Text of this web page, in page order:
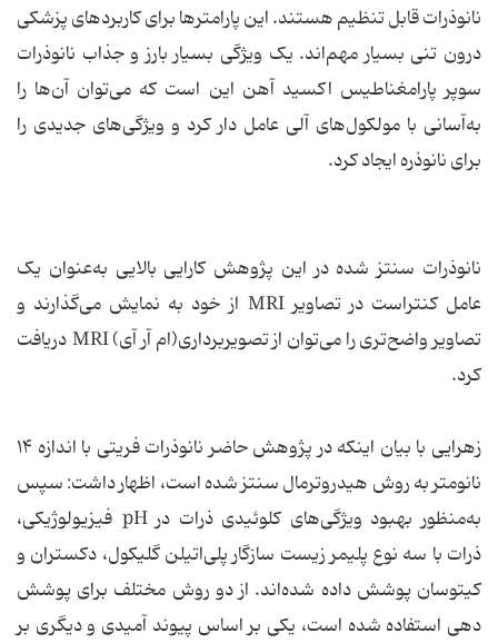
نانوذرات قابل تنظیم هستند. این پارامترها برای کاربردهای پزشکی
درون تنی بسیار مهم‌اند. یک ویژگی بسیار بارز و جذاب نانوذرات
سوپر پارامغناطیس اکسید آهن این است که می‌توان آن‌ها را
به‌آسانی با مولکول‌های آلی عامل دار کرد و ویژگی‌های جدیدی را
برای نانوذره ایجاد کرد.
نانوذرات سنتز شده در این پژوهش کارایی بالایی به‌عنوان یک
عامل کنتراست در تصاویر MRI از خود به نمایش می‌گذارند و
تصاویر واضح‌تری را می‌توان از تصویربرداری(ام آر آی) MRI دریافت
کرد.
زهرایی با بیان اینکه در پژوهش حاضر نانوذرات فریتی با اندازه‌ ۱۴
نانومتر به روش هیدروترمال سنتز شده است، اظهار داشت: سپس
به‌منظور بهبود ویژگی‌های کلوئیدی ذرات در pH فیزیولوژیکی،
ذرات با سه نوع پلیمر زیست سازگار پلی‌اتیلن گلیکول، دکستران و
کیتوسان پوشش داده شده‌اند. از دو روش مختلف برای پوشش
دهی استفاده شده است، یکی بر اساس پیوند آمیدی و دیگری بر